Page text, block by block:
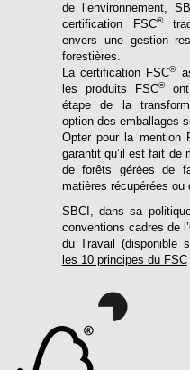
de l’environnement,
certification FSC®
envers une gestion
forestières.
La certification FSC®
les produits FSC®ont
étape de la
option des emballages
Opter pour la mention
garantit qu’il est fait de
de forêts gérées de
matières récupérées ou
SBCI, dans sa
conventions cadres de
du Travail (disponible
les 10 principes du FSC